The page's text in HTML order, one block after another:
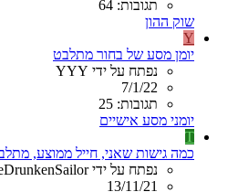
תגובות: 64
שוק ההון
Y
יומן מסע של בחור מתלבט
נפתח על ידי YYY
7/1/22
תגובות: 25
יומני מסע אישיים
T
כמה גישות שאני, חייל ממוצע,
נפתח על ידי TheDrunkenSailor
13/11/21